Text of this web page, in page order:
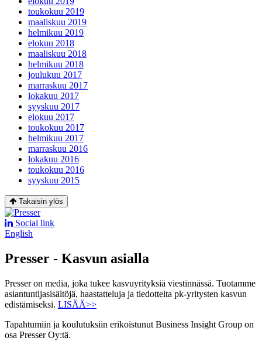
toukokuu 2019
maaliskuu 2019
helmikuu 2019
elokuu 2018
maaliskuu 2018
helmikuu 2018
joulukuu 2017
marraskuu 2017
lokakuu 2017
syyskuu 2017
elokuu 2017
toukokuu 2017
helmikuu 2017
marraskuu 2016
lokakuu 2016
toukokuu 2016
syyskuu 2015
Takaisin ylös
Social link
English
Presser - Kasvun asialla
Presser on media, joka tukee kasvuyrityksiä viestinnässä. Tuotamme
asiantuntijasisältöjä, haastatteluja ja tiedotteita pk-yritysten kasvun
edistämiseksi. LISÄÄ>>
Tapahtumiin ja koulutuksiin erikoistunut Business Insight Group on
osa Presser Oy:tä.